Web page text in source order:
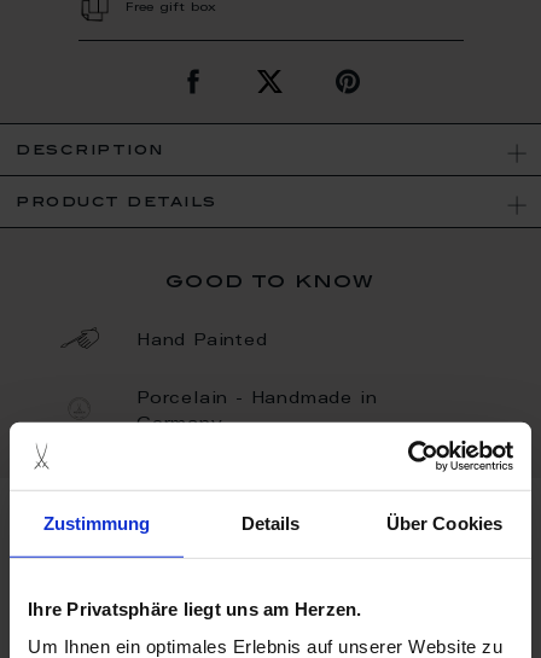
Zustimmung Details Über Cookies
Ihre Privatsphäre liegt uns am Herzen.
Um Ihnen ein optimales Erlebnis auf unserer Website zu
Free gift box
description
product details
good to know
Hand Painted
Porcelain - Handmade in
Germany
more products from the pearl
collection lilac